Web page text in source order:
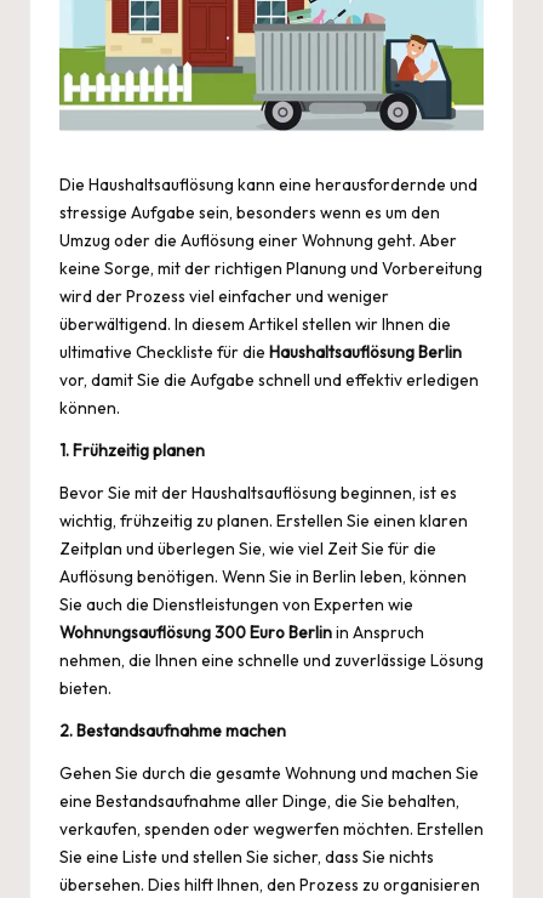
Die Haushaltsauflösung kann eine herausfordernde und
stressige Aufgabe sein, besonders wenn es um den
Umzug oder die Auflösung einer Wohnung geht. Aber
keine Sorge, mit der richtigen Planung und Vorbereitung
wird der Prozess viel einfacher und weniger
überwältigend. In diesem Artikel stellen wir Ihnen die
ultimative Checkliste für die Haushaltsauflösung Berlin
vor, damit Sie die Aufgabe schnell und effektiv erledigen
können.
1. Frühzeitig planen
Bevor Sie mit der Haushaltsauflösung beginnen, ist es
wichtig, frühzeitig zu planen. Erstellen Sie einen klaren
Zeitplan und überlegen Sie, wie viel Zeit Sie für die
Auflösung benötigen. Wenn Sie in Berlin leben, können
Sie auch die Dienstleistungen von Experten wie
Wohnungsauflösung 300 Euro Berlinin Anspruch
nehmen, die Ihnen eine schnelle und zuverlässige Lösung
bieten.
2. Bestandsaufnahme machen
Gehen Sie durch die gesamte Wohnung und machen Sie
eine Bestandsaufnahme aller Dinge, die Sie behalten,
verkaufen, spenden oder wegwerfen möchten. Erstellen
Sie eine Liste und stellen Sie sicher, dass Sie nichts
übersehen. Dies hilft Ihnen, den Prozess zu organisieren